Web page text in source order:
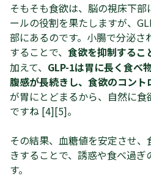
そもそも食欲は、脳の視床下
ールの役割を果たしますが、
部にあるのです。小腸で分泌さ
することで、 食欲を抑制するこ
‍加えて、 GLP-1は胃に長く食べ
腹感が長続きし、食欲のコント
が胃にとどまるから、自然に
ですね [4][5]。
その結果、血糖値を安定させ
きすることで、誘惑や食べ過ぎ
す。